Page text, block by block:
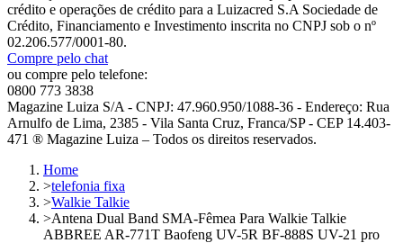
crédito e operações de crédito para a Luizacred S.A Sociedade de
Crédito, Financiamento e Investimento inscrita no CNPJ sob o nº
02.206.577/0001-80.
Compre pelo chat
ou compre pelo telefone:
0800 773 3838
Magazine Luiza S/A - CNPJ: 47.960.950/1088-36 - Endereço: Rua
Arnulfo de Lima, 2385 - Vila Santa Cruz, Franca/SP - CEP 14.403-
471 ® Magazine Luiza – Todos os direitos reservados.
Home
>telefonia fixa
>Walkie Talkie
>Antena Dual Band SMA-Fêmea Para Walkie Talkie
ABBREE AR-771T Baofeng UV-5R BF-888S UV-21 pro